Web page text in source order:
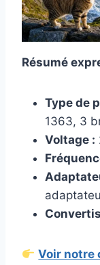
Résumé
Type de
1363, 3
Voltage :
Voir notre